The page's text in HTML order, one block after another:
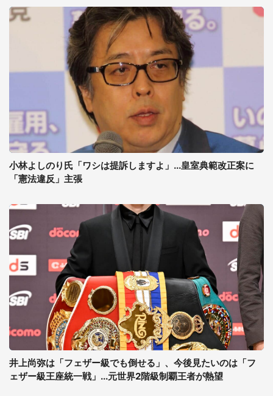
小林よしのり氏「ワシは提訴しますよ」...皇室典範改正案に
「憲法違反」主張
井上尚弥は「フェザー級でも倒せる」、今後見たいのは「フ
ェザー級王座統一戦」...元世界2階級制覇王者が熱望